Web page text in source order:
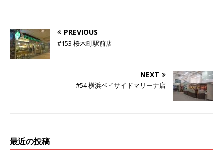
PREVIOUS
#153 桜木町駅前店
NEXT
#54 横浜ベイサイドマリーナ店
最近の投稿